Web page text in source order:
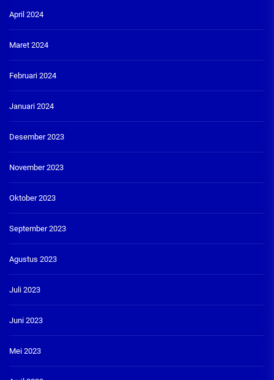
April 2024
Maret 2024
Februari 2024
Januari 2024
Desember 2023
November 2023
Oktober 2023
September 2023
Agustus 2023
Juli 2023
Juni 2023
Mei 2023